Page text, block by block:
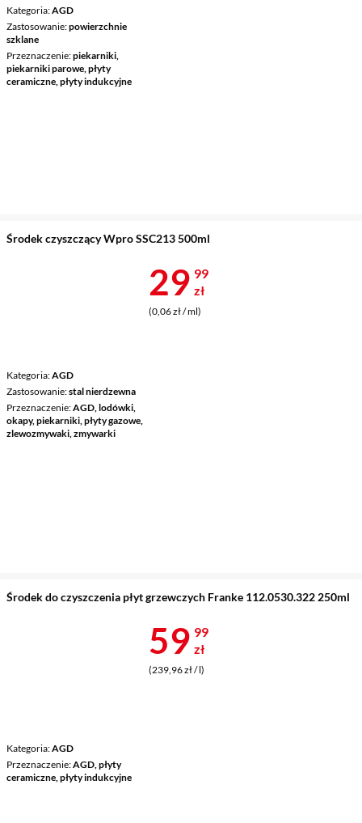
Kategoria AGD
Zastosowanie powierzchnie
szklane
Przeznaczenie piekarniki,
piekarniki parowe, płyty
ceramiczne, płyty indukcyjne
Środek czyszczący Wpro SSC213 500ml
Kategoria AGD
Zastosowanie stal nierdzewna
Przeznaczenie AGD, lodówki,
okapy, piekarniki, płyty gazowe,
zlewozmywaki, zmywarki
Cena 29,99
29 99
zł
(0,06 zł / ml)
Środek do czyszczenia płyt grzewczych Franke 112.0530.322 250ml
Kategoria AGD
Przeznaczenie AGD, płyty
ceramiczne, płyty indukcyjne
Cena 59,99
59 99
zł
(239,96 zł / l)